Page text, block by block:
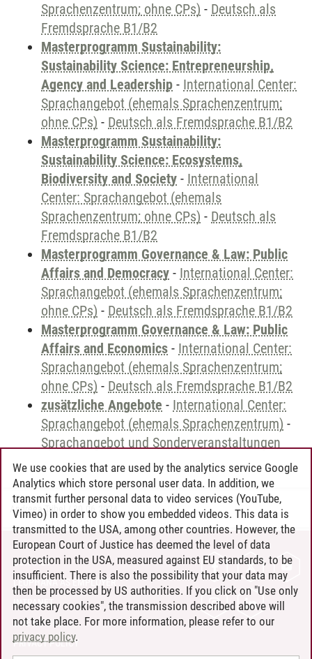
Sprachenzentrum; ohne CPs) - Deutsch als
Fremdsprache B1/B2
Masterprogramm Sustainability:
Sustainability Science: Entrepreneurship,
Agency and Leadership - International Center:
Sprachangebot (ehemals Sprachenzentrum;
ohne CPs) - Deutsch als Fremdsprache B1/B2
Masterprogramm Sustainability:
Sustainability Science: Ecosystems,
Biodiversity and Society - International
Center: Sprachangebot (ehemals
Sprachenzentrum; ohne CPs) - Deutsch als
Fremdsprache B1/B2
Masterprogramm Governance & Law: Public
Affairs and Democracy - International Center:
Sprachangebot (ehemals Sprachenzentrum;
ohne CPs) - Deutsch als Fremdsprache B1/B2
Masterprogramm Governance & Law: Public
Affairs and Economics - International Center:
Sprachangebot (ehemals Sprachenzentrum;
ohne CPs) - Deutsch als Fremdsprache B1/B2
zusätzliche Angebote - International Center:
Sprachangebot (ehemals Sprachenzentrum) -
Sprachangebot und Sonderveranstaltungen
Andreea Tribel 30.06.2024
CONTACT
LEUPHANA AS EMPLOYER
INTRANET
SITE NOTICE
PRIVACY POLICY
We use cookies that are used by the analytics service Google
Analytics which store personal user data. In addition, we
transmit further personal data to video services (YouTube,
Vimeo) in order to show you embedded videos. This data is
transmitted to the USA, among other countries. However, the
European Court of Justice has deemed the level of data
protection in the USA, measured against EU standards, to be
insufficient. There is also the possibility that your data may
then be processed by US authorities. If you click on "Use only
necessary cookies", the transmission described above will
not take place. For more information, please refer to our
privacy policy.